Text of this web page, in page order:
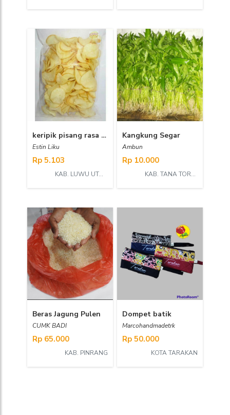
keripik pisang rasa asin
Estin Liku
Rp 5.103
KAB. LUWU UTARA
Kangkung Segar
Ambun
Rp 10.000
KAB. TANA TORAJA
Beras Jagung Pulen
CUMK BADI
Rp 65.000
KAB. PINRANG
Dompet batik
Marcohandmadetrk
Rp 50.000
KOTA TARAKAN